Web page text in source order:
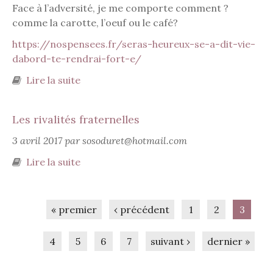
Face à l’adversité, je me comporte comment ?
comme la carotte, l’oeuf ou le café?
https://nospensees.fr/seras-heureux-se-a-dit-vie-
dabord-te-rendrai-fort-e/
Lire la suite
Les rivalités fraternelles
3 avril 2017 par sosoduret@hotmail.com
Lire la suite
« premier ‹ précédent 1 2 3
4 5 6 7 suivant › dernier »